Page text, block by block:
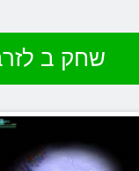
שחק ב